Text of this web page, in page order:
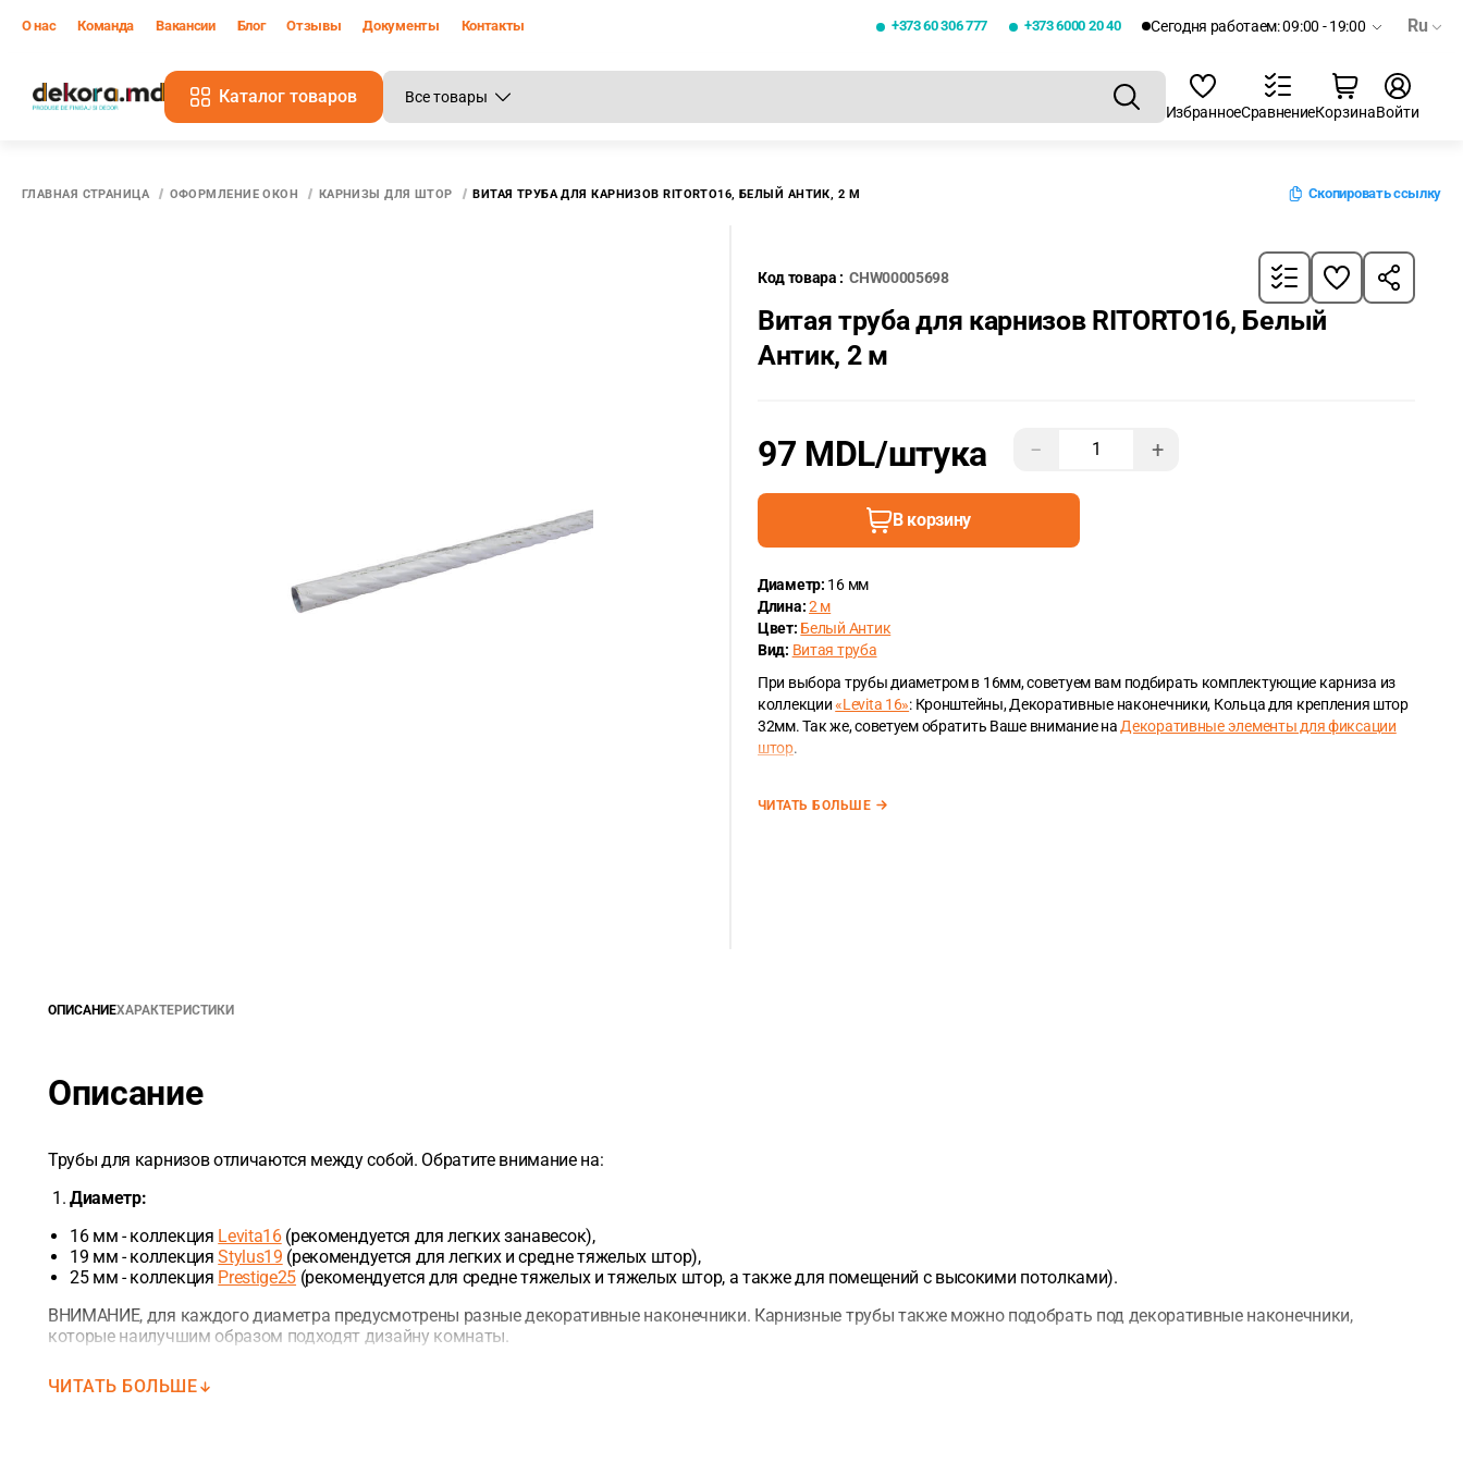
О нас Команда Вакансии Блог Отзывы Документы Контакты +373 60 306 777 +373 6000 20 40 Сегодня работаем: 09:00 - 19:00 Ru
Каталог товаров
ИзбранноеСравнениеКорзинаВойти
ГЛАВНАЯ СТРАНИЦА ОФОРМЛЕНИЕ ОКОН КАРНИЗЫ ДЛЯ ШТОР ВИТАЯ ТРУБА ДЛЯ КАРНИЗОВ RITORTO16, БЕЛЫЙ АНТИК, 2 М Скопировать ссылку
Код товара : CHW00005698
Витая труба для карнизов RITORTO16, Белый
Антик, 2 м
97 MDL/штука − +
В корзину
Диаметр: 16 мм
Длина:2 м
Цвет: Белый Антик
Вид: Витая труба
При выбора трубы диаметром в 16мм, советуем вам подбирать комплектующие карниза из
коллекции«Levita 16»: Кронштейны, Декоративные наконечники, Кольца для крепления штор
32мм. Так же, советуем обратить Ваше внимание на Декоративные элементы для фиксации
штор.
ЧИТАТЬ БОЛЬШЕ
ОПИСАНИЕХАРАКТЕРИСТИКИ
Описание
Трубы для карнизов отличаются между собой. Обратите внимание на:
Диаметр:
16 мм - коллекция Levita16(рекомендуется для легких занавесок),
19 мм - коллекцияStylus19 (рекомендуется для легких и средне тяжелых штор),
25 мм - коллекция Prestige25 (рекомендуется для средне тяжелых и тяжелых штор, а также для помещений с высокими потолками).
ВНИМАНИЕ, для каждого диаметра предусмотрены разные декоративные наконечники. Карнизные трубы также можно подобрать под декоративные наконечники,
которые наилучшим образом подходят дизайну комнаты.
Длина:
ЧИТАТЬ БОЛЬШЕ